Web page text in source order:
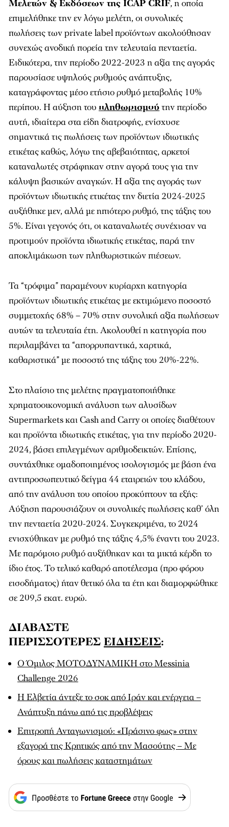
Μελετών & Εκδόσεων της ICAP CRIF, η οποία
επιμελήθηκε την εν λόγω μελέτη, οι συνολικές
πωλήσεις των private label προϊόντων ακολούθησαν
συνεχώς ανοδική πορεία την τελευταία πενταετία.
Ειδικότερα, την περίοδο 2022-2023 η αξία της αγοράς
παρουσίασε υψηλούς ρυθμούς ανάπτυξης,
καταγράφοντας μέσο ετήσιο ρυθμό μεταβολής 10%
περίπου. Η αύξηση του πληθωρισμού την περίοδο
αυτή, ιδιαίτερα στα είδη διατροφής, ενίσχυσε
σημαντικά τις πωλήσεις των προϊόντων ιδιωτικής
ετικέτας καθώς, λόγω της αβεβαιότητας, αρκετοί
καταναλωτές στράφηκαν στην αγορά τους για την
κάλυψη βασικών αναγκών. Η αξία της αγοράς των
προϊόντων ιδιωτικής ετικέτας την διετία 2024-2025
αυξήθηκε μεν, αλλά με ηπιότερο ρυθμό, της τάξης του
5%. Είναι γεγονός ότι, οι καταναλωτές συνέχισαν να
προτιμούν προϊόντα ιδιωτικής ετικέτας, παρά την
αποκλιμάκωση των πληθωριστικών πιέσεων.
Τα “τρόφιμα” παραμένουν κυρίαρχη κατηγορία
προϊόντων ιδιωτικής ετικέτας με εκτιμώμενο ποσοστό
συμμετοχής 68% – 70% στην συνολική αξία πωλήσεων
αυτών τα τελευταία έτη. Ακολουθεί η κατηγορία που
περιλαμβάνει τα “απορρυπαντικά, χαρτικά,
καθαριστικά” με ποσοστό της τάξης του 20%-22%.
Στο πλαίσιο της μελέτης πραγματοποιήθηκε
χρηματοοικονομική ανάλυση των αλυσίδων
Supermarkets και Cash and Carry οι οποίες διαθέτουν
και προϊόντα ιδιωτικής ετικέτας, για την περίοδο 2020-
2024, βάσει επιλεγμένων αριθμοδεικτών. Επίσης,
συντάχθηκε ομαδοποιημένος ισολογισμός με βάση ένα
αντιπροσωπευτικό δείγμα 44 εταιρειών του κλάδου,
από την ανάλυση του οποίου προκύπτουν τα εξής:
Αύξηση παρουσιάζουν οι συνολικές πωλήσεις καθ’ όλη
την πενταετία 2020-2024. Συγκεκριμένα, το 2024
ενισχύθηκαν με ρυθμό της τάξης 4,5% έναντι του 2023.
Με παρόμοιο ρυθμό αυξήθηκαν και τα μικτά κέρδη το
ίδιο έτος. Το τελικό καθαρό αποτέλεσμα (προ φόρου
εισοδήματος) ήταν θετικό όλα τα έτη και διαμορφώθηκε
σε 209,5 εκατ. ευρώ.
ΔΙΑΒΑΣΤΕ
ΠΕΡΙΣΣΟΤΕΡΕΣ ΕΙΔΗΣΕΙΣ:
Ο Όμιλος ΜΟΤΟΔΥΝΑΜΙΚΗ στο Messinia
Challenge 2026
Η Ελβετία άντεξε το σοκ από Ιράν και ενέργεια –
Ανάπτυξη πάνω από τις προβλέψεις
Επιτροπή Ανταγωνισμού: «Πράσινο φως» στην
εξαγορά της Κρητικός από την Μασούτης – Με
όρους και πωλήσεις καταστημάτων